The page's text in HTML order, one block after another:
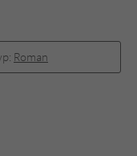
Roman